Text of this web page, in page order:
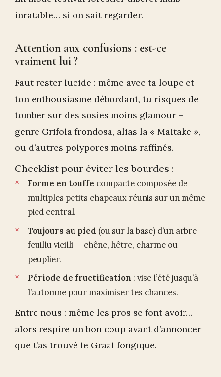
inratable… si on sait regarder.
Attention aux confusions : est-ce
vraiment lui ?
Faut rester lucide : même avec ta loupe et
ton enthousiasme débordant, tu risques de
tomber sur des sosies moins glamour –
genre Grifola frondosa, alias la « Maitake »,
ou d’autres polypores moins raffinés.
Checklist pour éviter les bourdes :
Forme en touffe compacte composée de
multiples petits chapeaux réunis sur un même
pied central.
Toujours au pied (ou sur la base) d’un arbre
feuillu vieilli — chêne, hêtre, charme ou
peuplier.
Période de fructification : vise l’été jusqu’à
l’automne pour maximiser tes chances.
Entre nous : même les pros se font avoir…
alors respire un bon coup avant d’annoncer
que t’as trouvé le Graal fongique.